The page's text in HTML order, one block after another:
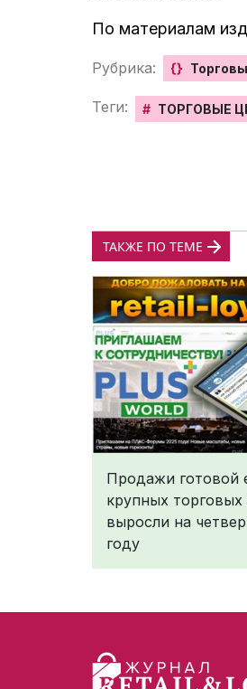
По материалам
Рубрика: {}
Теги: # ТОРГОВЫЕ
ТАКЖЕ ПО ТЕМЕ
Продажи готовой
крупных торговых
выросли на
году